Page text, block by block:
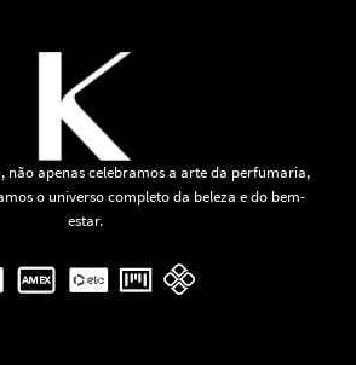
não apenas celebramos a arte da perfumaria,
o universo completo da beleza e do bem-
estar.